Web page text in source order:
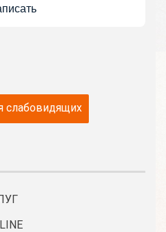
слабовидящих